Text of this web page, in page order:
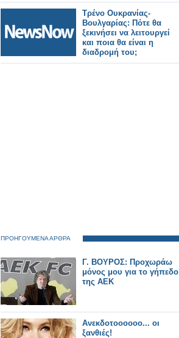
Τρένο Ουκρανίας-
Βουλγαρίας: Πότε θα
ξεκινήσει να λειτουργεί
και ποια θα είναι η
διαδρομή του;
ΠΡΟΗΓΟΥΜΕΝΑ ΑΡΘΡΑ
Γ. ΒΟΥΡΟΣ: Προχωράω
μόνος μου για το γήπεδο
της ΑΕΚ
Aνεκδοτοοοοοο... oι
ξανθιές!